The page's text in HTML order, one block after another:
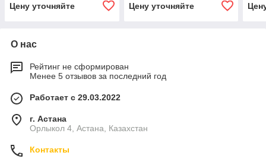
Цену уточняйте
Цену уточняйте
О нас
Рейтинг не сформирован
Менее 5 отзывов за последний год
Работает с 29.03.2022
г. Астана
Орлыкол 4, Астана, Казахстан
Контакты